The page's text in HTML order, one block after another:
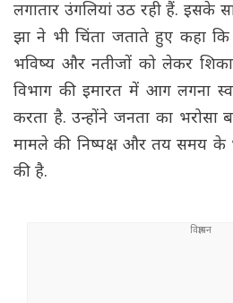
लगातार उंगलियां उठ रही हैं. इसके
झा ने भी चिंता जताते हुए कहा
भविष्य और नतीजों को लेकर
विभाग की इमारत में आग लगना
करता है. उन्होंने जनता का
मामले की निष्पक्ष और तय समय के
की है.